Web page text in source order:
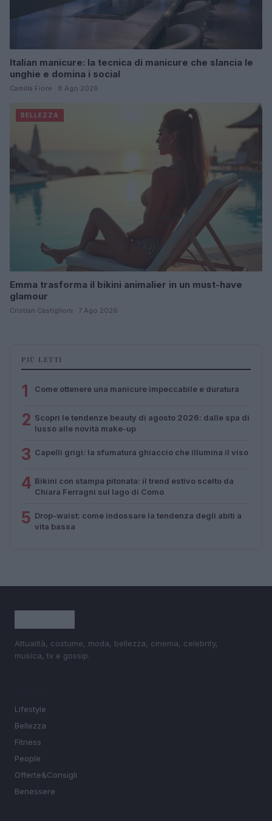
Italian manicure: la tecnica di manicure che slancia le
unghie e domina i social
Camilla Fiore · 8 Ago 2026
BELLEZZA
Emma trasforma il bikini animalier in un must-have
glamour
Cristian Castiglioni · 7 Ago 2026
PIÙ LETTI
1 Come ottenere una manicure impeccabile e duratura
2 Scopri le tendenze beauty di agosto 2026: dalle spa di
lusso alle novità make-up
3 Capelli grigi: la sfumatura ghiaccio che illumina il viso
4 Bikini con stampa pitonata: il trend estivo scelto da
Chiara Ferragni sul lago di Como
5 Drop-waist: come indossare la tendenza degli abiti a
vita bassa
Attualità, costume, moda, bellezza, cinema, celebrity,
musica, tv e gossip.
Lifestyle
Bellezza
Fitness
People
Offerte&Consigli
Benessere